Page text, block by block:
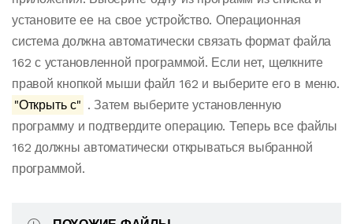
установите ее на свое устройство. Операционная
система должна автоматически связать формат файла
162 с установленной программой. Если нет, щелкните
правой кнопкой мыши файл 162 и выберите его в меню.
"Открыть с" . Затем выберите установленную
программу и подтвердите операцию. Теперь все файлы
162 должны автоматически открываться выбранной
программой.